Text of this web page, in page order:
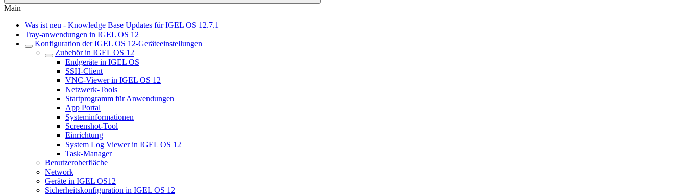
Main
Was ist neu - Knowledge Base Updates für IGEL OS 12.7.1
Tray-anwendungen in IGEL OS 12
Konfiguration der IGEL OS 12-Geräteeinstellungen
Zubehör in IGEL OS 12
Endgeräte in IGEL OS
SSH-Client
VNC-Viewer in IGEL OS 12
Netzwerk-Tools
Startprogramm für Anwendungen
App Portal
Systeminformationen
Screenshot-Tool
Einrichtung
System Log Viewer in IGEL OS 12
Task-Manager
Benutzeroberfläche
Network
Geräte in IGEL OS12
Sicherheitskonfiguration in IGEL OS 12